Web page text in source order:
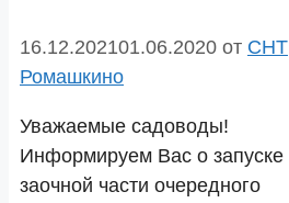
16.12.202101.06.2020 от СНТ
Ромашкино
Уважаемые садоводы!
Информируем Вас о запуске
заочной части очередного